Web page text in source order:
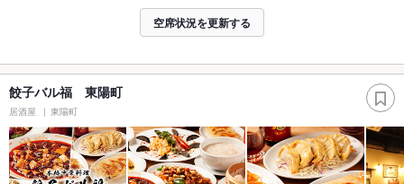
空席状況を更新する
餃子バル福 東陽町
居酒屋 東陽町